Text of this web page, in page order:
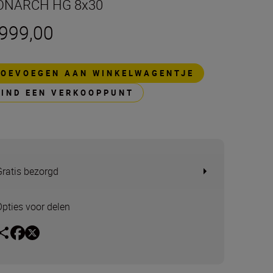
HG 8x30
AAN WINKELWAGENTJE
EEN VERKOOPPUNT
bezorgd
voor delen